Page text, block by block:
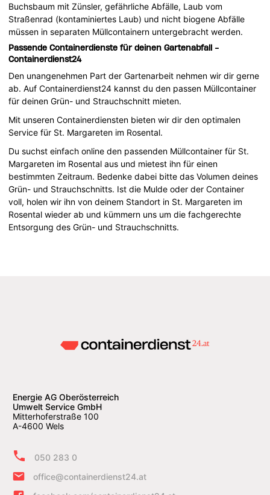
Buchsbaum mit Zünsler, gefährliche Abfälle, Laub vom
Straßenrad (kontaminiertes Laub) und nicht biogene Abfälle
müssen in separaten Müllcontainern untergebracht werden.
Passende Containerdienste für deinen Gartenabfall -
Containerdienst24
Den unangenehmen Part der Gartenarbeit nehmen wir dir gerne
ab. Auf Containerdienst24 kannst du den passen Müllcontainer
für deinen Grün- und Strauchschnitt mieten.
Mit unseren Containerdiensten bieten wir dir den optimalen
Service für St. Margareten im Rosental.
Du suchst einfach online den passenden Müllcontainer für St.
Margareten im Rosental aus und mietest ihn für einen
bestimmten Zeitraum. Bedenke dabei bitte das Volumen deines
Grün- und Strauchschnitts. Ist die Mulde oder der Container
voll, holen wir ihn von deinem Standort in St. Margareten im
Rosental wieder ab und kümmern uns um die fachgerechte
Entsorgung des Grün- und Strauchschnitts.
Energie AG Oberösterreich
Umwelt Service GmbH
Mitterhoferstraße 100
A-4600 Wels
050 283 0
office@containerdienst24.at